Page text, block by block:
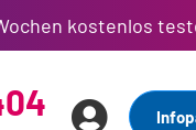
kostenlos